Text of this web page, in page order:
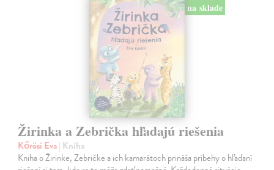
na sklade
Žirinka a Zebrička hľadajú riešenia
Kőrösi Eva| Kniha
Kniha o Žirinke, Zebričke a ich kamarátoch prináša príbehy o hľadaní